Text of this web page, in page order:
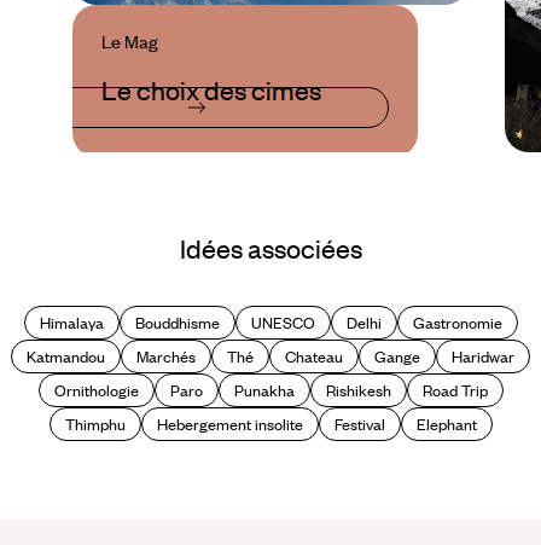
Le Mag
Le choix des cimes
Idées associées
Himalaya Bouddhisme UNESCO Delhi
Gastronomie
Katmandou
Marchés Thé Chateau Gange
Haridwar
Ornithologie
Paro Punakha Rishikesh
Road Trip
Thimphu
Hebergement insolite Festival Elephant